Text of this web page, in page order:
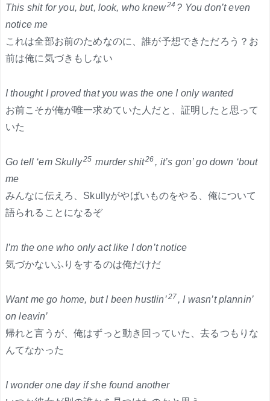
This shit for you, but, look, who knew24 ? You don’t even
notice me
これは全部お前のためなのに、誰が予想できただろう？お
前は俺に気づきもしない
I thought I proved that you was the one I only wanted
お前こそが俺が唯一求めていた人だと、証明したと思って
いた
Go tell ‘em Skully25 murder shit26 , it’s gon’ go down ‘bout
me
みんなに伝えろ、Skullyがやばいものをやる、俺について
語られることになるぞ
I’m the one who only act like I don’t notice
気づかないふりをするのは俺だけだ
Want me go home, but I been hustlin’27 , I wasn’t plannin’
on leavin’
帰れと言うが、俺はずっと動き回っていた、去るつもりな
んてなかった
I wonder one day if she found another